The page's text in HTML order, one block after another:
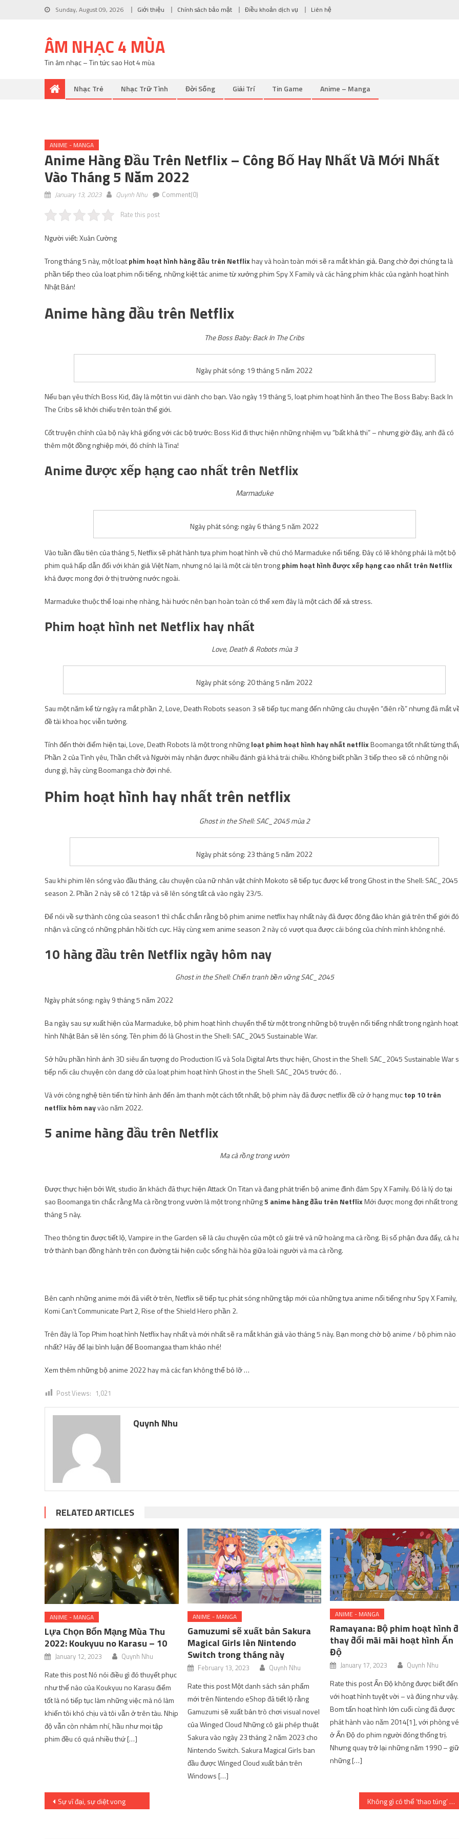
Sunday, August 09, 2026 Giới thiệu Chính sách bảo mật Điều khoản dịch vụ Liên hệ
ÂM NHẠC 4 MÙA
Tin âm nhạc – Tin tức sao Hot 4 mùa
Nhạc Trẻ Nhạc Trữ Tình Đời Sống Giải Trí Tin Game Anime – Manga
ANIME - MANGA
Anime Hàng Đầu Trên Netflix – Công Bố Hay Nhất Và Mới Nhất
Vào Tháng 5 Năm 2022
January 13, 2023 Quynh Nhu Comment(0)
Rate this post
Người viết: Xuân Cường
Trong tháng 5 này, một loạtphim hoạt hình hàng đầu trên Netflixhay và hoàn toàn mới sẽ ra mắt khán giả. Đang chờ đợi chúng ta là
phần tiếp theo của loạt phim nổi tiếng, những kiệt tác anime từ xưởng phim Spy X Family và các hãng phim khác của ngành hoạt hình
Nhật Bản!
Anime hàng đầu trên Netflix
The Boss Baby: Back In The Cribs
Ngày phát sóng: 19 tháng 5 năm 2022
Nếu bạn yêu thích Boss Kid, đây là một tin vui dành cho bạn. Vào ngày 19 tháng 5, loạt phim hoạt hình ăn theo The Boss Baby: Back In
The Cribs sẽ khởi chiếu trên toàn thế giới.
Cốt truyện chính của bộ này khá giống với các bộ trước: Boss Kid đi thực hiện những nhiệm vụ “bất khả thi” – nhưng giờ đây, anh đã có
thêm một đồng nghiệp mới, đó chính là Tina!
Anime được xếp hạng cao nhất trên Netflix
Marmaduke
Ngày phát sóng: ngày 6 tháng 5 năm 2022
Vào tuần đầu tiên của tháng 5, Netflix sẽ phát hành tựa phim hoạt hình về chú chó Marmaduke nổi tiếng. Đây có lẽ không phải là một bộ
phim quá hấp dẫn đối với khán giả Việt Nam, nhưng nó lại là một cái tên trongphim hoạt hình được xếp hạng cao nhất trên Netflix
khá được mong đợi ở thị trường nước ngoài.
Marmaduke thuộc thể loại nhẹ nhàng, hài hước nên bạn hoàn toàn có thể xem đây là một cách để xả stress.
Phim hoạt hình net Netflix hay nhất
Love, Death & Robots mùa 3
Ngày phát sóng: 20 tháng 5 năm 2022
Sau một năm kể từ ngày ra mắt phần 2, Love, Death Robots season 3 sẽ tiếp tục mang đến những câu chuyện “điên rồ” nhưng đã mắt
đề tài khoa học viễn tưởng.
Tính đến thời điểm hiện tại, Love, Death Robots là một trong nhữngloạt phim hoạt hình hay nhất netflixBoomanga tốt nhất từng
Phần 2 của Tình yêu, Thần chết và Người máy nhận được nhiều đánh giá khá trái chiều. Không biết phần 3 tiếp theo sẽ có những nội
dung gì, hãy cùng Boomanga chờ đợi nhé.
Phim hoạt hình hay nhất trên netflix
Ghost in the Shell: SAC_2045 mùa 2
Ngày phát sóng: 23 tháng 5 năm 2022
Sau khi phim lên sóng vào đầu tháng, câu chuyện của nữ nhân vật chính Mokoto sẽ tiếp tục được kể trong Ghost in the Shell: SAC_2045
season 2. Phần 2 này sẽ có 12 tập và sẽ lên sóng tất cả vào ngày 23/5.
Để nói về sự thành công của season1 thì chắc chắn rằng bộ phim anime netflix hay nhất này đã được đông đảo khán giả trên thế giới
nhận và cũng có những phản hồi tích cực. Hãy cùng xem anime season 2 này có vượt qua được cái bóng của chính mình không nhé.
10 hàng đầu trên Netflix ngày hôm nay
Ghost in the Shell: Chiến tranh bền vững SAC_2045
Ngày phát sóng: ngày 9 tháng 5 năm 2022
Ba ngày sau sự xuất hiện của Marmaduke, bộ phim hoạt hình chuyển thể từ một trong những bộ truyện nổi tiếng nhất trong ngành hoạt
hình Nhật Bản sẽ lên sóng. Tên phim đó là Ghost in the Shell: SAC_2045 Sustainable War.
Sở hữu phần hình ảnh 3D siêu ấn tượng do Production IG và Sola Digital Arts thực hiện, Ghost in the Shell: SAC_2045 Sustainable War
tiếp nối câu chuyện còn dang dở của loạt phim hoạt hình Ghost in the Shell: SAC_2045 trước đó. .
Và với công nghệ tiên tiến từ hình ảnh đến âm thanh một cách tốt nhất, bộ phim này đã được netflix đề cử ở hạng mụctop 10 trên
netflix hôm nayvào năm 2022.
5 anime hàng đầu trên Netflix
Ma cà rồng trong vườn
Được thực hiện bởi Wit, studio ăn khách đã thực hiện Attack On Titan và đang phát triển bộ anime đình đám Spy X Family. Đó là lý do tại
sao Boomanga tin chắc rằng Ma cà rồng trong vườn là một trong những5 anime hàng đầu trên NetflixMới được mong đợi nhất trong
tháng 5 này.
Theo thông tin được tiết lộ, Vampire in the Garden sẽ là câu chuyện của một cô gái trẻ và nữ hoàng ma cà rồng. Bị số phận đưa đẩy, cả
trở thành bạn đồng hành trên con đường tái hiện cuộc sống hài hòa giữa loài người và ma cà rồng.
Bên cạnh những anime mới đã viết ở trên, Netflix sẽ tiếp tục phát sóng những tập mới của những tựa anime nổi tiếng như Spy X Family,
Komi Can’t Communicate Part 2, Rise of the Shield Hero phần 2.
Trên đây là Top Phim hoạt hình Netflix hay nhất và mới nhất sẽ ra mắt khán giả vào tháng 5 này. Bạn mong chờ bộ anime / bộ phim nào
nhất? Hãy để lại bình luận để Boomangaa tham khảo nhé!
Xem thêm những bộ anime 2022 hay mà các fan không thể bỏ lỡ …
Post Views: 1,021
Quynh Nhu
RELATED ARTICLES
ANIME - MANGA
Lựa Chọn Bổn Mạng Mùa Thu
2022: Koukyuu no Karasu – 10
January 12, 2023 Quynh Nhu
Rate this post Nó nói điều gì đó thuyết phục
như thế nào của Koukyuu no Karasu điểm
tốt là nó tiếp tục làm những việc mà nó làm
khiến tôi khó chịu và tôi vẫn ở trên tàu. Nhịp
độ vẫn còn nhảm nhí, hầu như mọi tập
phim đều có quá nhiều thứ […]
ANIME - MANGA
Gamuzumi sẽ xuất bản Sakura
Magical Girls lên Nintendo
Switch trong tháng này
February 13, 2023 Quynh Nhu
Rate this post Một danh sách sản phẩm
mới trên Nintendo eShop đã tiết lộ rằng
Gamuzumi sẽ xuất bản trò chơi visual novel
của Winged Cloud Những cô gái phép thuật
Sakura vào ngày 23 tháng 2 năm 2023 cho
Nintendo Switch. Sakura Magical Girls ban
đầu được Winged Cloud xuất bản trên
Windows […]
ANIME - MANGA
Ramayana: Bộ phim hoạt hình
thay đổi mãi mãi hoạt hình Ấn
Độ
January 17, 2023 Quynh Nhu
Rate this post Ấn Độ không được biết đến
với hoạt hình tuyệt vời – và đúng như vậy.
Bom tấn hoạt hình lớn cuối cùng đã được
phát hành vào năm 2014[1], với phòng vé
ở Ấn Độ do phim người đóng thống trị.
Nhưng quay trở lại những năm 1990 –
những […]
Post
Sự vĩ đại, sự diệt vong Không gì có thể ‘thao túng’ game thủ Tân Thiên Long 3D vì mải mê đắm mình trong phiên bản mới Cuồng Đao Đỉnh Thế – Kênh Game VN